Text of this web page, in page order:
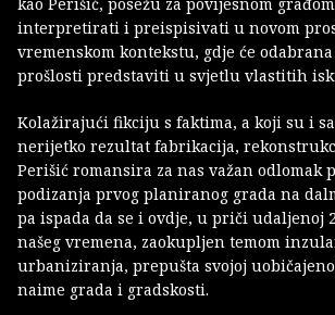
interpretirati i preispisivati u novom
vremenskom kontekstu, gdje će
prošlosti predstaviti u svjetlu vlastitih
Kolažirajući fikciju s faktima, a koji su i
nerijetko rezultat fabrikacija,
Perišić romansira za nas važan odlomak
podizanja prvog planiranog grada na
pa ispada da se i ovdje, u priči udaljenoj
našeg vremena, zaokupljen temom
urbaniziranja, prepušta svojoj
naime grada i gradskosti.